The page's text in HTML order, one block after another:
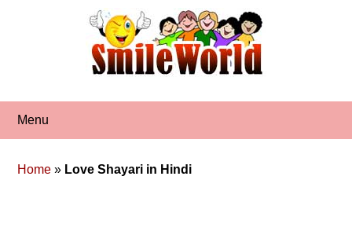
Menu
Home » Love Shayari in Hindi